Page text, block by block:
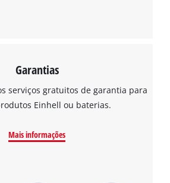
Garantias
serviços gratuitos de garantia para
Einhell ou baterias.
Mais informações